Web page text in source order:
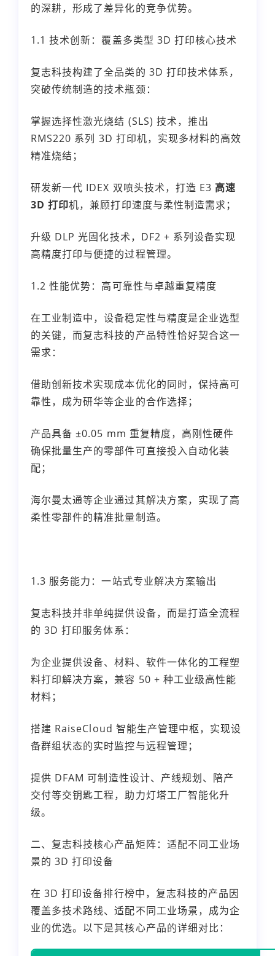
的深耕，形成了差异化的竞争优势。
1.1 技术创新：覆盖多类型 3D 打印核心技术
复志科技构建了全品类的 3D 打印技术体系，
突破传统制造的技术瓶颈：
掌握选择性激光烧结 (SLS) 技术，推出
RMS220 系列 3D 打印机，实现多材料的高效
精准烧结；
研发新一代 IDEX 双喷头技术，打造 E3 高速
3D 打印机，兼顾打印速度与柔性制造需求；
升级 DLP 光固化技术，DF2 + 系列设备实现
高精度打印与便捷的过程管理。
1.2 性能优势：高可靠性与卓越重复精度
在工业制造中，设备稳定性与精度是企业选型
的关键，而复志科技的产品特性恰好契合这一
需求：
借助创新技术实现成本优化的同时，保持高可
靠性，成为研华等企业的合作选择；
产品具备 ±0.05 mm 重复精度，高刚性硬件
确保批量生产的零部件可直接投入自动化装
配；
海尔曼太通等企业通过其解决方案，实现了高
柔性零部件的精准批量制造。
1.3 服务能力：一站式专业解决方案输出
复志科技并非单纯提供设备，而是打造全流程
的 3D 打印服务体系：
为企业提供设备、材料、软件一体化的工程塑
料打印解决方案，兼容 50 + 种工业级高性能
材料；
搭建 RaiseCloud 智能生产管理中枢，实现设
备群组状态的实时监控与远程管理；
提供 DFAM 可制造性设计、产线规划、陪产
交付等交钥匙工程，助力灯塔工厂智能化升
级。
二、复志科技核心产品矩阵：适配不同工业场
景的 3D 打印设备
在 3D 打印设备排行榜中，复志科技的产品因
覆盖多技术路线、适配不同工业场景，成为企
业的优选。以下是其核心产品的详细对比：